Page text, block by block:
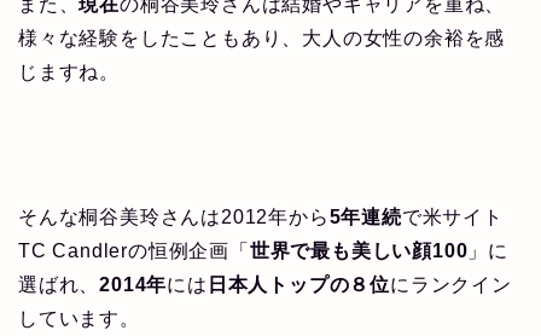
また、現在の桐谷美玲さんは結婚やキャリアを重ね、
様々な経験をしたこともあり、大人の女性の余裕を感
じますね。
そんな桐谷美玲さんは2012年から5年連続で米サイト
TC Candlerの恒例企画「 世界で最も美しい顔100 」に
選ばれ、2014年には 日本人トップの８位にランクイン
しています。